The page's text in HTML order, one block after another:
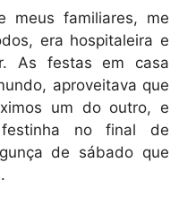
meus familiares, me
era hospitaleira e
As festas em casa
aproveitava que
um do outro, e
no final de
de sábado que